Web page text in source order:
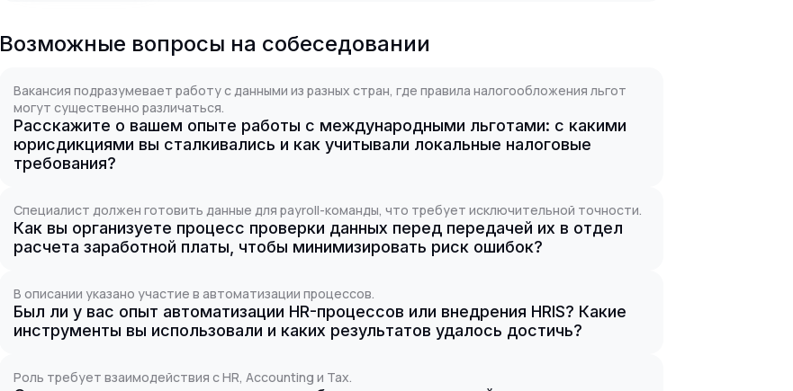
Возможные вопросы на собеседовании
Вакансия подразумевает работу с данными из разных стран, где правила налогообложения льгот
могут существенно различаться.
Расскажите о вашем опыте работы с международными льготами: с какими
юрисдикциями вы сталкивались и как учитывали локальные налоговые
требования?
Специалист должен готовить данные для payroll-команды, что требует исключительной точности.
Как вы организуете процесс проверки данных перед передачей их в отдел
расчета заработной платы, чтобы минимизировать риск ошибок?
В описании указано участие в автоматизации процессов.
Был ли у вас опыт автоматизации HR-процессов или внедрения HRIS? Какие
инструменты вы использовали и каких результатов удалось достичь?
Роль требует взаимодействия с HR, Accounting и Tax.